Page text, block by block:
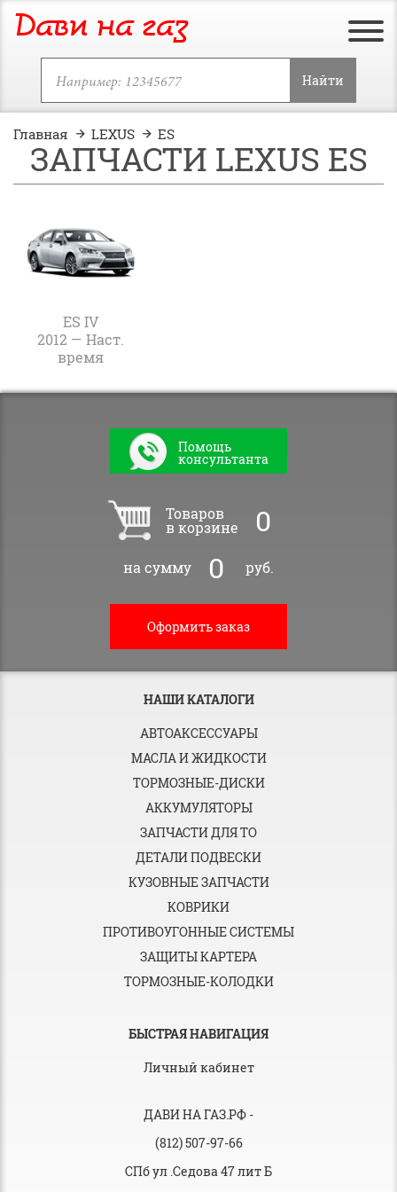
Дави на газ
Найти
Главная LEXUS ES
ЗАПЧАСТИ LEXUS ES
ES IV
2012 — Наст.
время
Помощь
консультанта
Товаров
в корзине 0
на сумму 0 руб.
Оформить заказ
НАШИ КАТАЛОГИ
АВТОАКСЕССУАРЫ
МАСЛА И ЖИДКОСТИ
ТОРМОЗНЫЕ-ДИСКИ
АККУМУЛЯТОРЫ
ЗАПЧАСТИ ДЛЯ ТО
ДЕТАЛИ ПОДВЕСКИ
КУЗОВНЫЕ ЗАПЧАСТИ
КОВРИКИ
ПРОТИВОУГОННЫЕ СИСТЕМЫ
ЗАЩИТЫ КАРТЕРА
ТОРМОЗНЫЕ-КОЛОДКИ
БЫСТРАЯ НАВИГАЦИЯ
Личный кабинет
ДАВИ НА ГАЗ.РФ -
(812) 507-97-66
СПб ул .Седова 47 лит Б